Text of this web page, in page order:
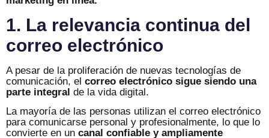
1. La relevancia continua del
correo electrónico
A pesar de la proliferación de nuevas tecnologías de
comunicación, el correo electrónico sigue siendo una
parte integral de la vida digital.
La mayoría de las personas utilizan el correo electrónico
para comunicarse personal y profesionalmente, lo que lo
convierte en un canal confiable y ampliamente